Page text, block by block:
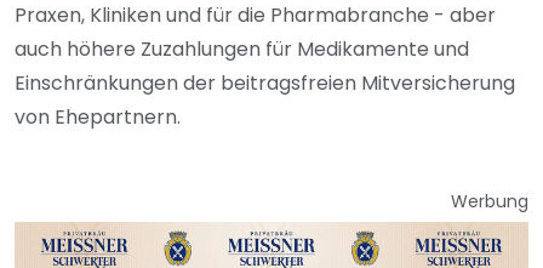
Praxen, Kliniken und für die Pharmabranche - aber
auch höhere Zuzahlungen für Medikamente und
Einschränkungen der beitragsfreien Mitversicherung
von Ehepartnern.
Werbung